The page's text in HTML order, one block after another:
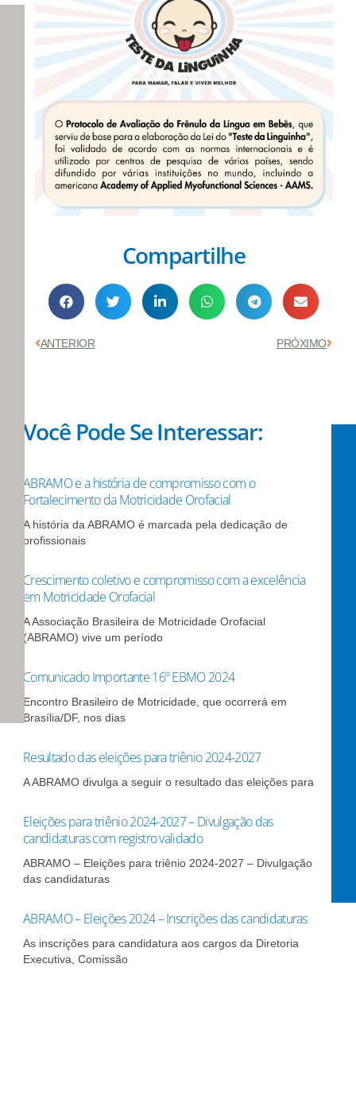
Compartilhe
Anterior
ANTERIOR PRÓXIMO
Você Pode Se Interessar:
ABRAMO e a história de compromisso com o
Fortalecimento da Motricidade Orofacial
A história da ABRAMO é marcada pela dedicação de
profissionais
Crescimento coletivo e compromisso com a excelência
em Motricidade Orofacial
A Associação Brasileira de Motricidade Orofacial
(ABRAMO) vive um período
Comunicado Importante 16º EBMO 2024
Encontro Brasileiro de Motricidade, que ocorrerá em
Brasília/DF, nos dias
Resultado das eleições para triênio 2024-2027
A ABRAMO divulga a seguir o resultado das eleições para
Eleições para triênio 2024-2027 – Divulgação das
candidaturas com registro validado
ABRAMO – Eleições para triênio 2024-2027 – Divulgação
das candidaturas
ABRAMO – Eleições 2024 – Inscrições das candidaturas
As inscrições para candidatura aos cargos da Diretoria
Executiva, Comissão